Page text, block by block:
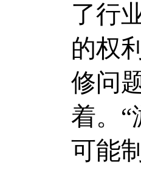
了行
的权
修问
着。
可能